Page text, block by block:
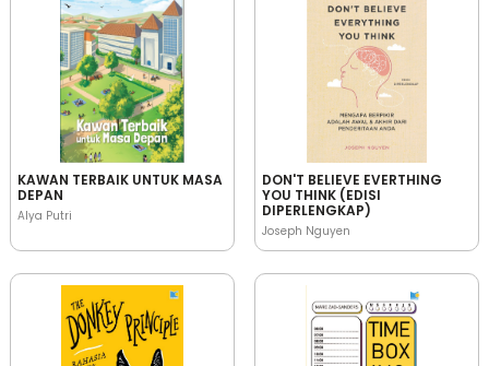
KAWAN TERBAIK UNTUK MASA
DEPAN
Alya Putri
DON'T BELIEVE EVERTHING
YOU THINK (EDISI
DIPERLENGKAP)
Joseph Nguyen